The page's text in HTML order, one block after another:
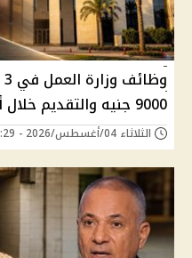
9000 جنيه والتقديم خلال أغسطس
الثلاثاء 04/أغسطس/2026 - 09:29 م